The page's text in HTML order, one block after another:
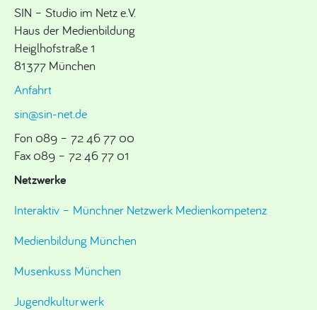
SIN – Studio im Netz e.V.
Haus der Medienbildung
Heiglhofstraße 1
81377 München
Anfahrt
sin@sin-net.de
Fon 089 – 72 46 77 00
Fax 089 – 72 46 77 01
Netzwerke
Interaktiv – Münchner Netzwerk Medienkompetenz
Medienbildung München
Musenkuss München
Jugendkulturwerk